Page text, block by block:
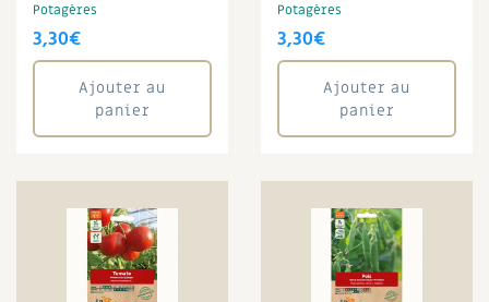
Potagères
3,30€
Ajouter au
panier
Potagères
3,30€
Ajouter au
panier